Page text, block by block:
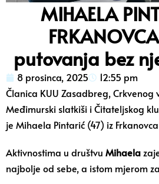
MIHAELA
putovanja bez
8 prosinca, 2025
12:55 pm
Članica KUU Zasadbreg, Crkvenog
Međimurski slatkiši i Čitateljskog
je Mihaela Pintarić (47) iz Frkanovca
Aktivnostima u društvu Mihaela
najbolje od sebe, a istom mjerom